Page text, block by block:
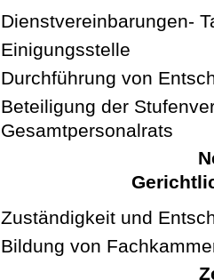
Dienstvereinbarungen-
Einigungsstelle
Durchführung von
Beteiligung der
Gesamtpersonalrats
Zuständigkeit und
Bildung von